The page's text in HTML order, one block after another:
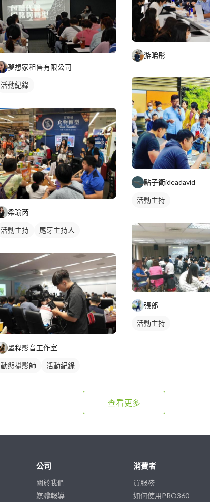
夢想家租售有限公司
活動紀錄
梁瑜芮
活動主持 尾牙主持人
墨程影音工作室
動態攝影師 活動紀錄
游晞彤
點子衛ideadavid
活動主持
張郎
活動主持
查看更多
公司
關於我們
媒體報導
消費者
買服務
如何使用PRO360